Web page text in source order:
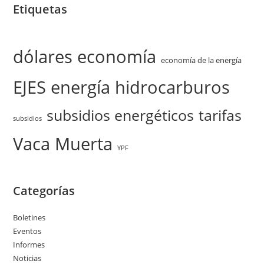
Etiquetas
dólares economía economía de la energía
EJES energía hidrocarburos
subsidios subsidios energéticos tarifas
Vaca Muerta YPF
Categorías
Boletines
Eventos
Informes
Noticias